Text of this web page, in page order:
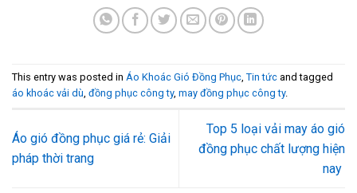
This entry was posted in Áo Khoác Gió Đồng Phục, Tin tức and tagged
áo khoác vải dù, đồng phục công ty, may đồng phục công ty.
Áo gió đồng phục giá rẻ: Giải
pháp thời trang
Top 5 loại vải may áo gió
đồng phục chất lượng hiện
nay